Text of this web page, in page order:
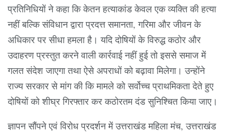
प्रतिनिधियों ने कहा कि केतन हत्याकांड केवल एक व्यक्ति की हत्या
नहीं बल्कि संविधान द्वारा प्रदत्त समानता, गरिमा और जीवन के
अधिकार पर सीधा हमला है। यदि दोषियों के विरुद्ध कठोर और
उदाहरण प्रस्तुत करने वाली कार्रवाई नहीं हुई तो इससे समाज में
गलत संदेश जाएगा तथा ऐसे अपराधों को बढ़ावा मिलेगा। उन्होंने
राज्य सरकार से मांग की कि मामले को सर्वोच्च प्राथमिकता देते हुए
दोषियों को शीघ्र गिरफ्तार कर कठोरतम दंड सुनिश्चित किया जाए।
ज्ञापन सौंपने एवं विरोध प्रदर्शन में उत्तराखंड महिला मंच, उत्तराखंड